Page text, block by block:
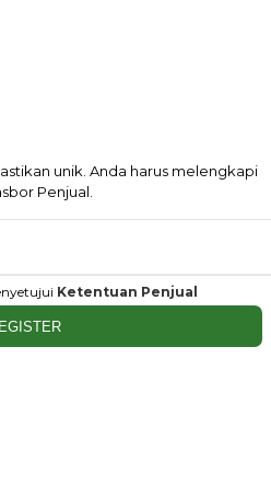
unik. Anda harus melengkapi
Penjual.
Ketentuan Penjual